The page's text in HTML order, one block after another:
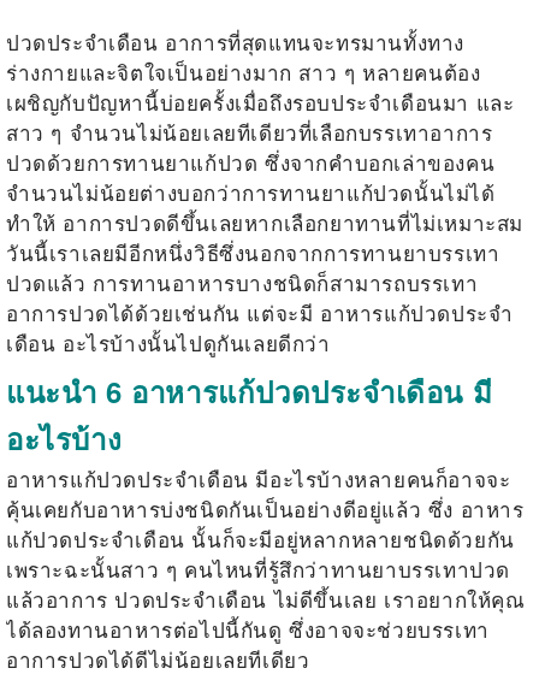
ปวดประจำเดือน อาการที่สุดแทนจะทรมานทั้งทาง
ร่างกายและจิตใจเป็นอย่างมาก สาว ๆ หลายคนต้อง
เผชิญกับปัญหานี้บ่อยครั้งเมื่อถึงรอบประจำเดือนมา และ
สาว ๆ จำนวนไม่น้อยเลยทีเดียวที่เลือกบรรเทาอาการ
ปวดด้วยการทานยาแก้ปวด ซึ่งจากคำบอกเล่าของคน
จำนวนไม่น้อยต่างบอกว่าการทานยาแก้ปวดนั้นไม่ได้
ทำให้ อาการปวดดีขึ้นเลยหากเลือกยาทานที่ไม่เหมาะสม
วันนี้เราเลยมีอีกหนึ่งวิธีซึ่งนอกจากการทานยาบรรเทา
ปวดแล้ว การทานอาหารบางชนิดก็สามารถบรรเทา
อาการปวดได้ด้วยเช่นกัน แต่จะมี อาหารแก้ปวดประจำ
เดือน อะไรบ้างนั้นไปดูกันเลยดีกว่า
แนะนำ 6 อาหารแก้ปวดประจำเดือน มี
อะไรบ้าง
อาหารแก้ปวดประจำเดือน มีอะไรบ้างหลายคนก็อาจจะ
คุ้นเคยกับอาหารบ่งชนิดกันเป็นอย่างดีอยู่แล้ว ซึ่ง อาหาร
แก้ปวดประจำเดือน นั้นก็จะมีอยู่หลากหลายชนิดด้วยกัน
เพราะฉะนั้นสาว ๆ คนไหนที่รู้สึกว่าทานยาบรรเทาปวด
แล้วอาการ ปวดประจำเดือน ไม่ดีขึ้นเลย เราอยากให้คุณ
ได้ลองทานอาหารต่อไปนี้กันดู ซึ่งอาจจะช่วยบรรเทา
อาการปวดได้ดีไม่น้อยเลยทีเดียว